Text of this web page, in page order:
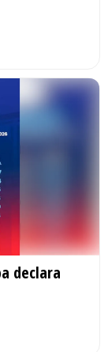
declara